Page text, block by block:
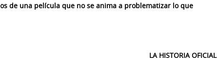
de una película que no se anima a problematizar lo que
LA HISTORIA OFICIAL